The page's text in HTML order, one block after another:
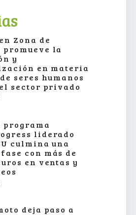
Zona de
promueve la
y
en materia
seres humanos
sector privado
programa
liderado
culmina una
con más de
en ventas y
deja paso a